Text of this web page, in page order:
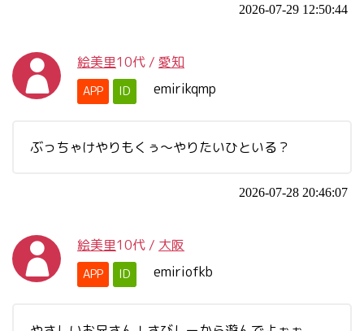
2026-07-29 12:50:44
絵美里10代 / 愛知
APP ID emirikqmp
ぶっちゃけやりもくぅ～やりたいひといる？
2026-07-28 20:46:07
絵美里10代 / 大阪
APP ID emiriofkb